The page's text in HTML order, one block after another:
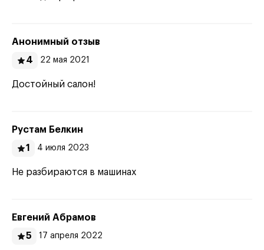
Анонимный отзыв
4
22 мая 2021
Достойный салон!
Рустам Белкин
1
4 июля 2023
Не разбираются в машинах
Евгений Абрамов
5
17 апреля 2022